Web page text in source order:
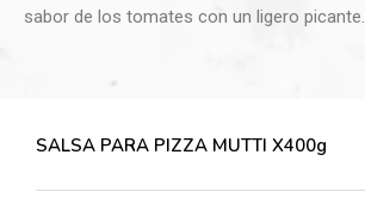
sabor de los tomates con un ligero picante.
SALSA PARA PIZZA MUTTI X400g